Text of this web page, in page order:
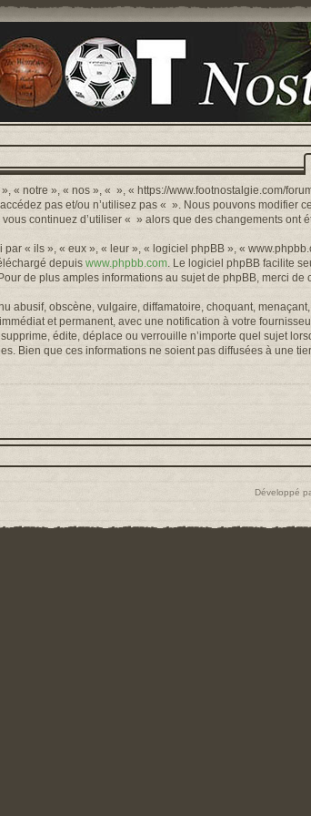
« notre », « nos », « », « https://www.footnostalgie.com/
pas et/ou n’utilisez pas « ». Nous pouvons
continuez d’utiliser « » alors que des changements
« ils », « eux », « leur », « logiciel phpBB », «
depuis www.phpbb.com. Le logiciel phpBB facilite
de plus amples informations au sujet de phpBB, merci de
abusif, obscène, vulgaire, diffamatoire, choquant,
et permanent, avec une notification à votre
édite, déplace ou verrouille n’importe quel sujet
Bien que ces informations ne soient pas diffusées à une
Développé